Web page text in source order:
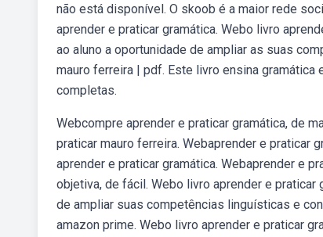
não está disponível. O skoob é a maior rede
aprender e praticar gramática. Webo livro
ao aluno a oportunidade de ampliar as suas
mauro ferreira | pdf. Este livro ensina
completas.
Webcompre aprender e praticar gramática, de
praticar mauro ferreira. Webaprender e praticar
aprender e praticar gramática. Webaprender e
objetiva, de fácil. Webo livro aprender e
de ampliar suas competências linguísticas e
amazon prime. Webo livro aprender e praticar